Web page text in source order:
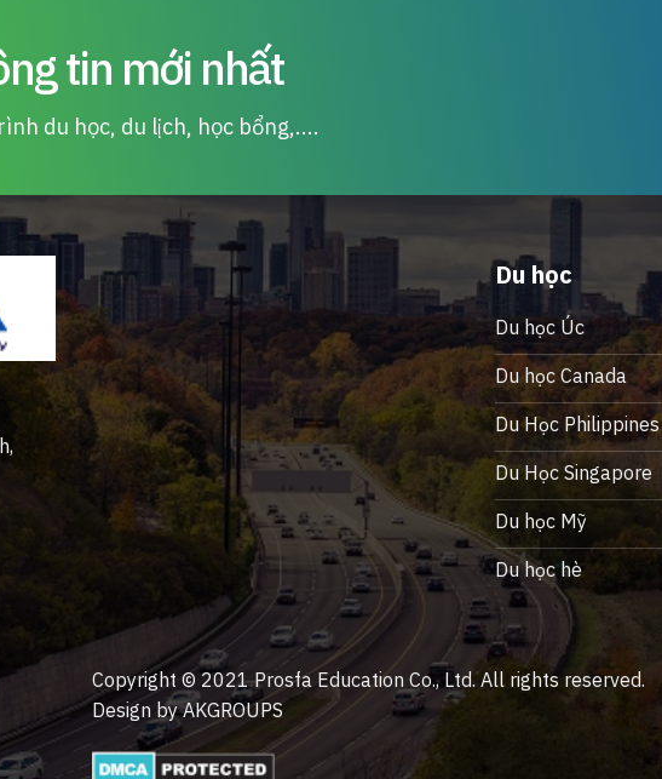
tin mới nhất
du học, du lịch, học bổng,....
Du học
Du học Úc
Du học Canada
Du Học Philippines
Du Học Singapore
Du học Mỹ
Du học hè
Copyright © 2021 Prosfa Education Co., Ltd. All rights reserved.
Design by AKGROUPS